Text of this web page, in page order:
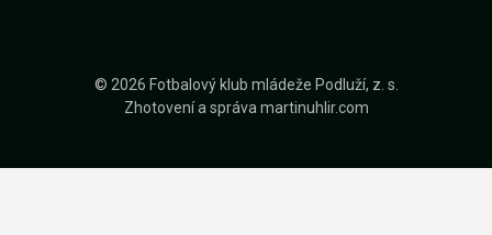
© 2026 Fotbalový klub mládeže Podluží, z. s.
Zhotovení a správamartinuhlir.com